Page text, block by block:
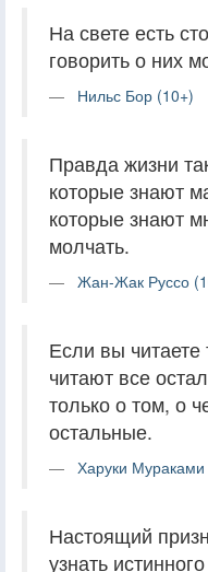
На свете есть
говорить о них
Нильс Бор (10+)
Правда жизни
которые знают
которые знают
молчать.
Жан-Жак Руссо
Если вы читаете
читают все
только о том, о
остальные.
Харуки
Настоящий
узнать